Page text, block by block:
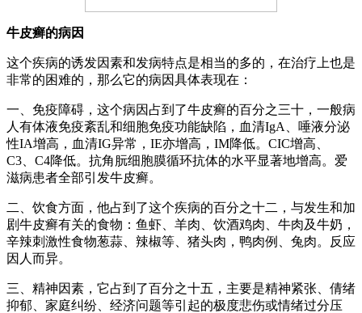
牛皮癣的病因
这个疾病的诱发因素和发病特点是相当的多的，在治疗上也是
非常的困难的，那么它的病因具体表现在：
一、免疫障碍，这个病因占到了牛皮癣的百分之三十，一般病
人有体液免疫紊乱和细胞免疫功能缺陷，血清IgA、唾液分泌
性IA增高，血清IG异常，IE亦增高，IM降低。CIC增高、
C3、C4降低。抗角朊细胞膜循环抗体的水平显著地增高。爱
滋病患者全部引发牛皮癣。
二、饮食方面，他占到了这个疾病的百分之十二，与发生和加
剧牛皮癣有关的食物：鱼虾、羊肉、饮酒鸡肉、牛肉及牛奶，
辛辣刺激性食物葱蒜、辣椒等、猪头肉，鸭肉例、兔肉。反应
因人而异。
三、精神因素，它占到了百分之十五，主要是精神紧张、倩绪
抑郁、家庭纠纷、经济问题等引起的极度悲伤或情绪过分压